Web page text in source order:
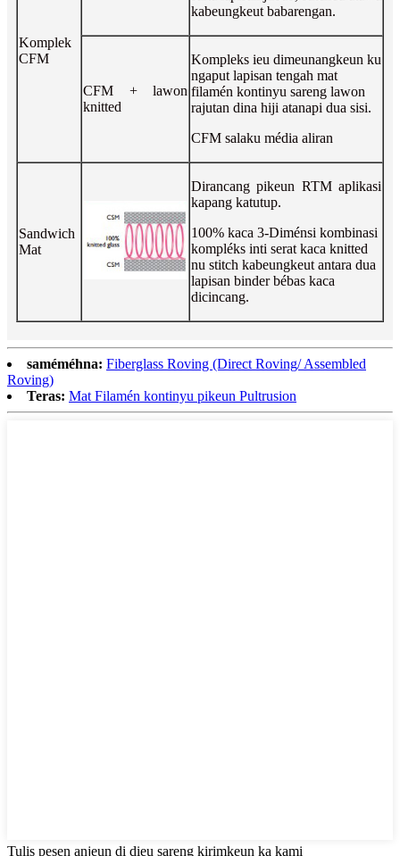
Komplek
CFM
kabeungkeut babarengan.
CFM + lawon
knitted
Kompleks ieu dimeunangkeun ku
ngaput lapisan tengah mat
filamén kontinyu sareng lawon
rajutan dina hiji atanapi dua sisi.
CFM salaku média aliran
Sandwich
Mat
Dirancang pikeun RTM aplikasi
kapang katutup.
100% kaca 3-Diménsi kombinasi
kompléks inti serat kaca knitted
nu stitch kabeungkeut antara dua
lapisan binder bébas kaca
dicincang.
saméméhna: Fiberglass Roving (Direct Roving/ Assembled
Roving)
Teras: Mat Filamén kontinyu pikeun Pultrusion
Tulis pesen anjeun di dieu sareng kirimkeun ka kami